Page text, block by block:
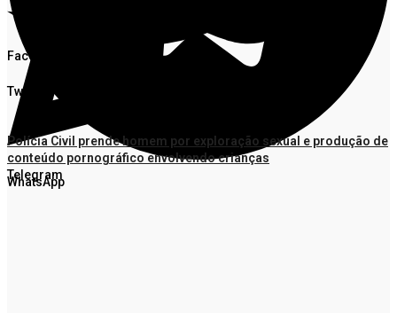
Facebook
Twitter
WhatsApp
Telegram
Polícia Civil prende homem por exploração sexual e produção de
conteúdo pornográfico envolvendo crianças